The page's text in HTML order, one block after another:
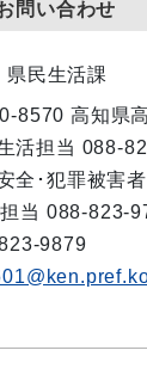
問い合わせ
県民生活課
8570 高知県
活担当 088-
全･犯罪被害
当 088-823-
9879